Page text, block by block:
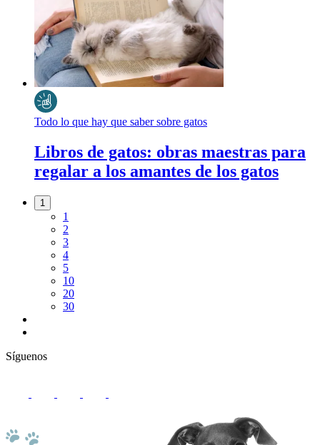
Todo lo que hay que saber sobre gatos
Libros de gatos: obras maestras para
regalar a los amantes de los gatos
1
1
2
3
4
5
10
20
30
Síguenos